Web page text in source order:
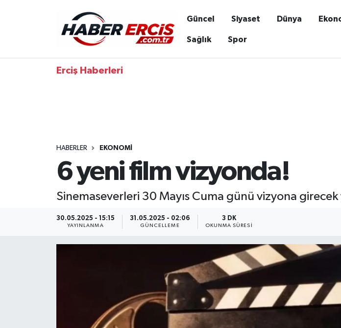
Güncel Siyaset Dünya
Sağlık Spor
Erciş Haberleri
HABERLER EKONOMI
6 yeni film vizyonda!
Sinemaseverleri 30 Mayıs Cuma günü vizyona
30.05.2025 - 15:15
YAYINLANMA
31.05.2025 - 02:06
GÜNCELLEME
3 DK
OKUNMA SÜRESI